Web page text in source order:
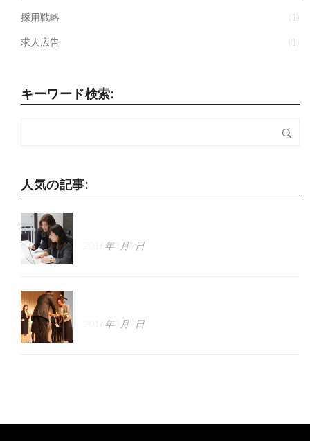
採用戦略 (1)
求人広告 (1)
キーワード検索:
人気の記事:
2016年3月9日
2016年3月9日